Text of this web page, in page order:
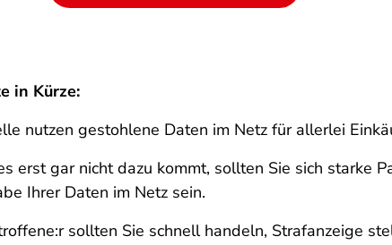
in Kürze:
nutzen gestohlene Daten im Netz für allerlei
erst gar nicht dazu kommt, sollten Sie sich starke
Ihrer Daten im Netz sein.
sollten Sie schnell handeln, Strafanzeige